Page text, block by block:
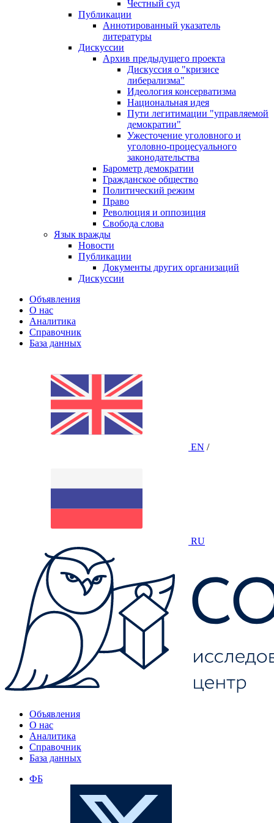
Честный суд
Публикации
Аннотированный указатель
литературы
Дискуссии
Архив предыдущего проекта
Дискуссия о "кризисе
либерализма"
Идеология консерватизма
Национальная идея
Пути легитимации "управляемой
демократии"
Ужесточение уголовного и
уголовно-процесуального
законодательства
Барометр демократии
Гражданское общество
Политический режим
Право
Революция и оппозиция
Свобода слова
Язык вражды
Новости
Публикации
Документы других организаций
Дискуссии
Объявления
О нас
Аналитика
Справочник
База данных
EN /
RU
Объявления
О нас
Аналитика
Справочник
База данных
ФБ